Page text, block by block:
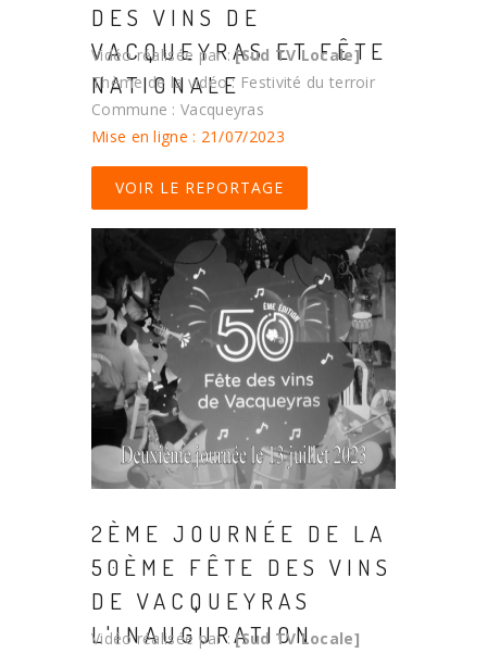
DES VINS DE
VACQUEYRAS ET FÊTE
NATIONALE
Vidéo réalisée par :[Sud TV Locale]
Thème de la vidéo : Festivité du terroir
Commune : Vacqueyras
Mise en ligne : 21/07/2023
VOIR LE REPORTAGE
2ÈME JOURNÉE DE LA
50ÈME FÊTE DES VINS
DE VACQUEYRAS
L'INAUGURATION
Vidéo réalisée par :[Sud TV Locale]